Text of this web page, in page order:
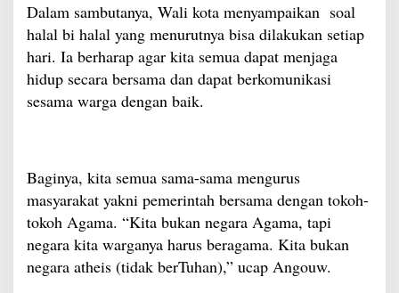
Dalam sambutanya, Wali kota menyampaikan soal
halal bi halal yang menurutnya bisa dilakukan setiap
hari. Ia berharap agar kita semua dapat menjaga
hidup secara bersama dan dapat berkomunikasi
sesama warga dengan baik.
Baginya, kita semua sama-sama mengurus
masyarakat yakni pemerintah bersama dengan tokoh-
tokoh Agama. “Kita bukan negara Agama, tapi
negara kita warganya harus beragama. Kita bukan
negara atheis (tidak berTuhan),” ucap Angouw.